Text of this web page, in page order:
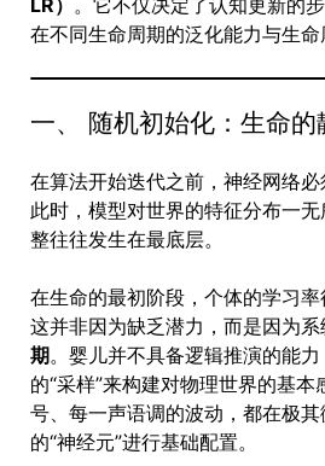
LR） 。它不仅决定了认知更新的
在不同生命周期的泛化能力与生命
一、 随机初始化：生命的
在算法开始迭代之前，神经网络必
此时，模型对世界的特征分布一
整往往发生在最底层。
在生命的最初阶段，个体的学习率
这并非因为缺乏潜力，而是因为
期。婴儿并不具备逻辑推演的能
的“采样”来构建对物理世界的基
号、每一声语调的波动，都在极
的“神经元”进行基础配置。